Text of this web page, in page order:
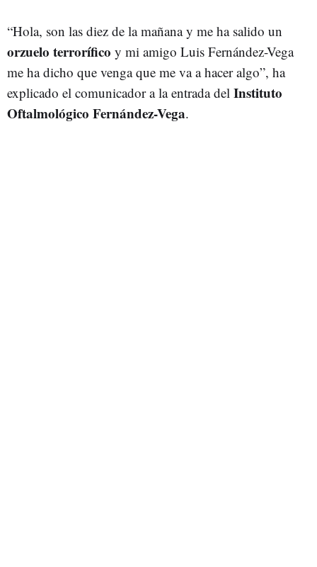
“Hola, son las diez de la mañana y me ha salido un
orzuelo terrorífico y mi amigo Luis Fernández-Vega
me ha dicho que venga que me va a hacer algo”, ha
explicado el comunicador a la entrada del Instituto
Oftalmológico Fernández-Vega.